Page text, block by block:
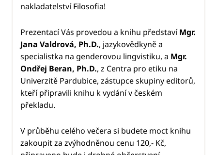
nakladatelství Filosofia!
Prezentací Vás provedou a knihu představíMgr.
Jana Valdrová, Ph.D., jazykovědkyně a
specialistka na genderovou lingvistiku, a Mgr.
Ondřej Beran, Ph.D., z Centra pro etiku na
Univerzitě Pardubice, zástupce skupiny editorů,
kteří připravili knihu k vydání v českém
překladu.
V průběhu celého večera si budete moct knihu
zakoupit za zvýhodněnou cenu 120,- Kč,